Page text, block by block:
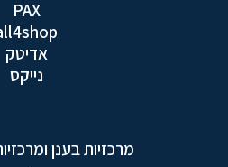
PAX
all4shop
אדיטק
נייקס
מרכזיות בענן ומרכזיות IP לעסקים